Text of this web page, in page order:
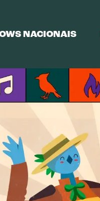
NACIONAIS